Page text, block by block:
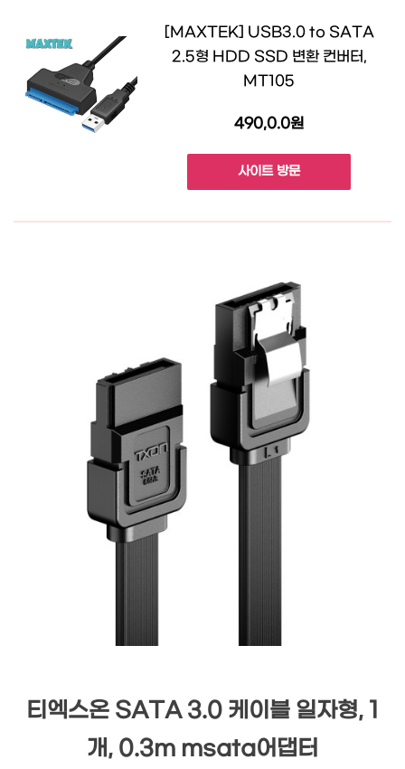
[MAXTEK] USB3.0 to SATA
2.5형 HDD SSD 변환 컨버터,
MT105
490,0.0원
사이트 방문
티엑스온 SATA 3.0 케이블 일자형, 1
개, 0.3m msata어댑터